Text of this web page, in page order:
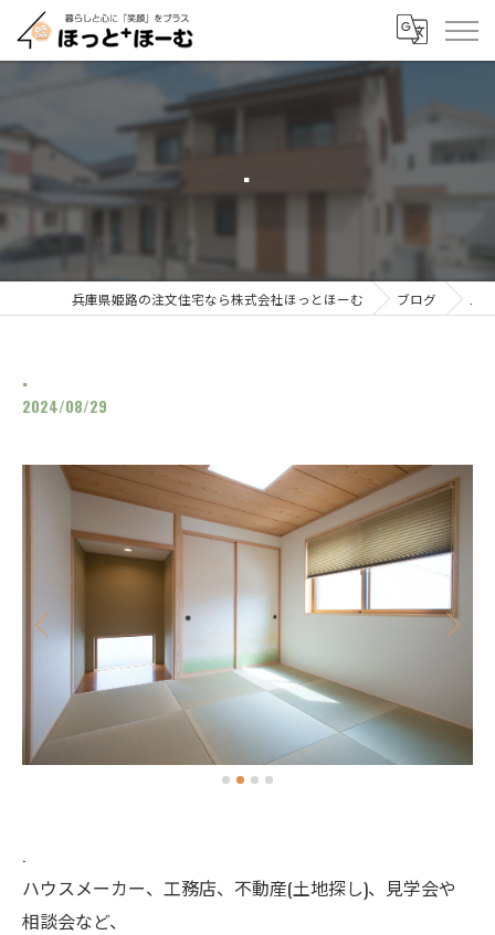
.
兵庫県姫路の注文住宅なら株式会社ほっとほーむ ブログ
.
2024/08/29
.
ハウスメーカー、工務店、不動産(土地探し)、見学会や
相談会など、